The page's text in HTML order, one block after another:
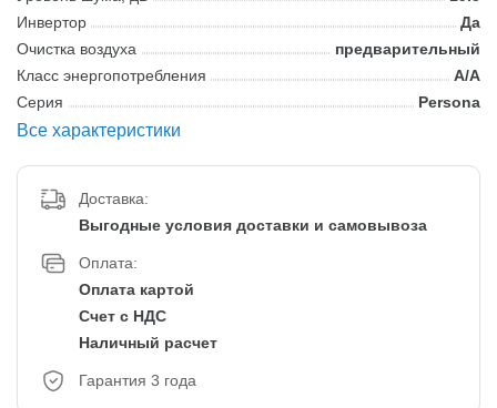
Инвертор
Да
Очистка воздуха
предварительный
Класс энергопотребления
A/A
Серия
Persona
Все характеристики
Доставка:
Выгодные условия доставки и самовывоза
Оплата:
Оплата картой
Счет с НДС
Наличный расчет
Гарантия 3 года